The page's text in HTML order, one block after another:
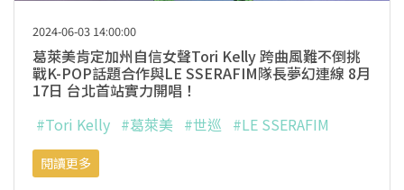
2024-06-03 14:00:00
葛萊美肯定加州自信女聲Tori Kelly 跨曲風難不倒挑
戰K-POP話題合作與LE SSERAFIM隊長夢幻連線 8月
17日 台北首站實力開唱！
#Tori Kelly #葛萊美 #世巡 #LE SSERAFIM
閱讀更多